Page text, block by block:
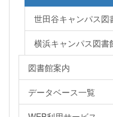
世田谷キャンパス図
横浜キャンパス図書
図書館案内
データベース一覧